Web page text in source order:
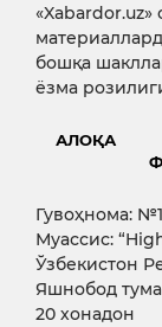
бошқа
ёзма
АЛОҚА
Гувоҳнома:
Муассис:
Ўзбекистон
Яшнобод
20 хонадон